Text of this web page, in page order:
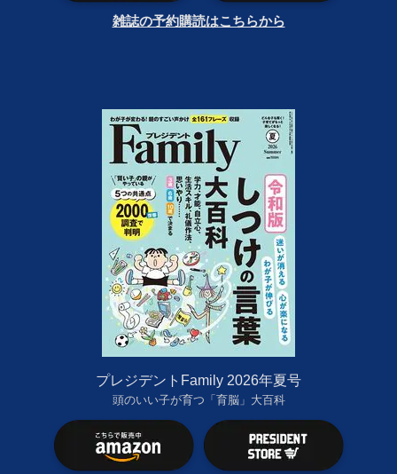
雑誌の予約購読はこちらから
プレジデントFamily 2026年夏号
頭のいい子が育つ「育脳」大百科